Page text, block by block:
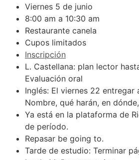
Viernes 5 de junio
8:00 am a 10:30 am
Restaurante canela
Cupos limitados
Inscripción
L. Castellana: plan lector
Evaluación oral
Inglés: El viernes 22
Nombre, qué harán, en
Ya está en la plataforma de
de período.
Repasar be going to.
Tarde de estudio: Terminar